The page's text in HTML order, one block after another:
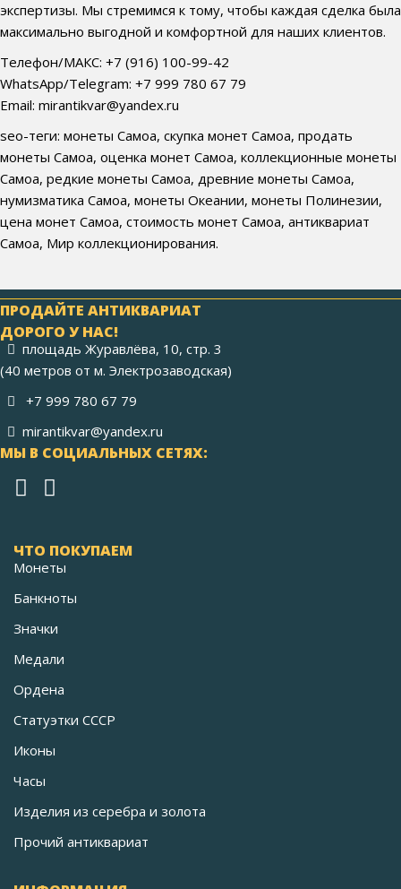
экспертизы. Мы стремимся к тому, чтобы каждая сделка была
максимально выгодной и комфортной для наших клиентов.
Телефон/МАКС: +7 (916) 100-99-42
WhatsApp/Telegram: +7 999 780 67 79
Email: mirantikvar@yandex.ru
seo-теги: монеты Самоа, скупка монет Самоа, продать
монеты Самоа, оценка монет Самоа, коллекционные монеты
Самоа, редкие монеты Самоа, древние монеты Самоа,
нумизматика Самоа, монеты Океании, монеты Полинезии,
цена монет Самоа, стоимость монет Самоа, антиквариат
Самоа, Мир коллекционирования.
ПРОДАЙТЕ АНТИКВАРИАТ
ДОРОГО У НАС!
площадь Журавлёва, 10, стр. 3
(40 метров от м. Электрозаводская)
+7 999 780 67 79
mirantikvar@yandex.ru
МЫ В СОЦИАЛЬНЫХ СЕТЯХ:
ЧТО ПОКУПАЕМ
Монеты
Банкноты
Значки
Медали
Ордена
Статуэтки СССР
Иконы
Часы
Изделия из серебра и золота
Прочий антиквариат